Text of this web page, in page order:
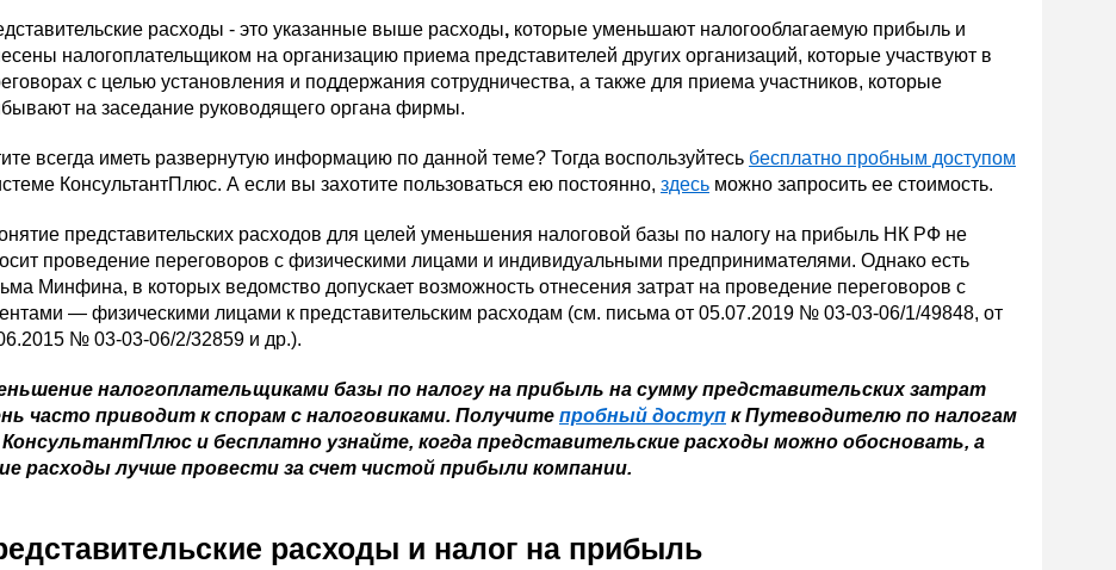
расходы - это указанные выше расходы, которые уменьшают налогооблагаемую прибыль и
налогоплательщиком на организацию приема представителей других организаций, которые участвуют в
с целью установления и поддержания сотрудничества, а также для приема участников, которые
на заседание руководящего органа фирмы.
всегда иметь развернутую информацию по данной теме? Тогда воспользуйтесь бесплатно пробным доступом
КонсультантПлюс. А если вы захотите пользоваться ею постоянно, здесь можно запросить ее стоимость.
представительских расходов для целей уменьшения налоговой базы по налогу на прибыль НК РФ не
проведение переговоров с физическими лицами и индивидуальными предпринимателями. Однако есть
Минфина, в которых ведомство допускает возможность отнесения затрат на проведение переговоров с
— физическими лицами к представительским расходам (см. письма от 05.07.2019 № 03-03-06/1/49848, от
№ 03-03-06/2/32859 и др.).
налогоплательщиками базы по налогу на прибыль на сумму представительских затрат
часто приводит к спорам с налоговиками. Получите пробный доступ к Путеводителю по налогам
и бесплатно узнайте, когда представительские расходы можно обосновать, а
расходы лучше провести за счет чистой прибыли компании.
расходы и налог на прибыль